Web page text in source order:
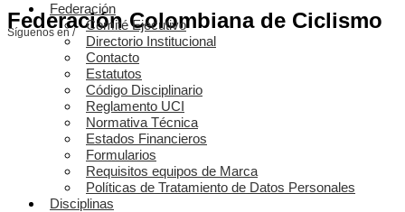
Federación Colombiana de Ciclismo
Síguenos en /
Federación
Comité Ejecutivo
Directorio Institucional
Contacto
Estatutos
Código Disciplinario
Reglamento UCI
Normativa Técnica
Estados Financieros
Formularios
Requisitos equipos de Marca
Políticas de Tratamiento de Datos Personales
Disciplinas